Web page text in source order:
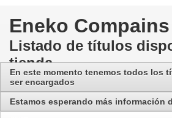
Eneko
Listado de títulos
tienda
En este momento tenemos todos los
ser encargados
Estamos esperando más información